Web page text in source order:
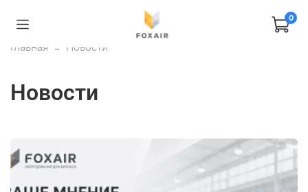
0
Главная Новости
Новости